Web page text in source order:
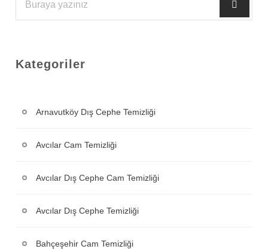
Kategoriler
Arnavutköy Dış Cephe Temizliği
Avcılar Cam Temizliği
Avcılar Dış Cephe Cam Temizliği
Avcılar Dış Cephe Temizliği
Bahçeşehir Cam Temizliği